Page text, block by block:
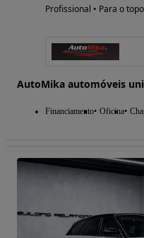
Profissional • Para o topo
AutoMika automóveis
Financiamento Oficina